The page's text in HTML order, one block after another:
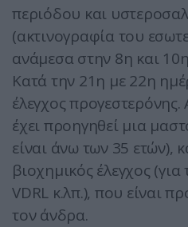
περιόδου και
(ακτινογραφία του
ανάμεσα στην 8η και
Κατά την 21η με 22η
έλεγχος
έχει προηγηθεί μια
είναι άνω των 35 ετών),
βιοχημικός έλεγχος
VDRL κ.λπ.), που είναι
τον άνδρα.